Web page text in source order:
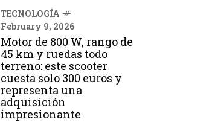
TECNOLOGÍA
February 9, 2026
Motor de 800 W, rango de
45 km y ruedas todo
terreno: este scooter
cuesta solo 300 euros y
representa una
adquisición
impresionante